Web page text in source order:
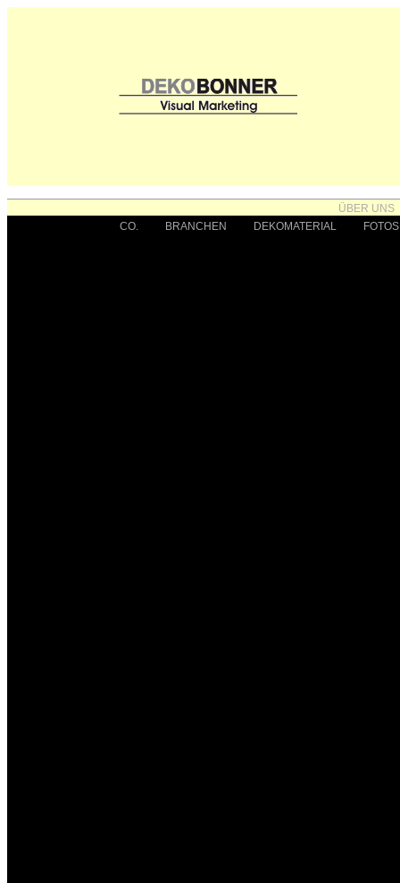
ÜBER UNS
CO.
BRANCHEN DEKOMATERIAL FOTOS